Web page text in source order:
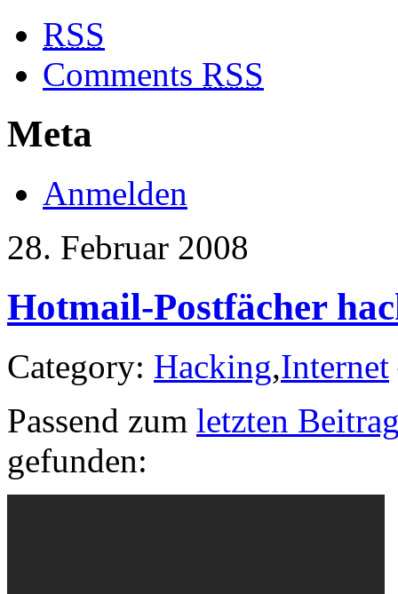
RSS
Comments RSS
Meta
Anmelden
28. Februar 2008
Hotmail-Postfächer
Category: Hacking,Internet
Passend zum letzten
gefunden: